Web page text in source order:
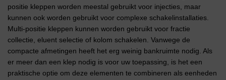
positie kleppen worden meestal gebruikt voor injecties, maar
kunnen ook worden gebruikt voor complexe schakelinstallaties.
Multi-positie kleppen kunnen worden gebruikt voor fractie
collectie, eluent selectie of kolom schakelen. Vanwege de
compacte afmetingen heeft het erg weinig bankruimte nodig. Als
er meer dan een klep nodig is voor uw toepassing, is het een
praktische optie om deze elementen te combineren als eenheden